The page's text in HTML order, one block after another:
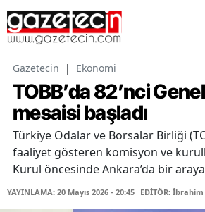
Gazetecin | Ekonomi
TOBB’da 82’nci
mesaisi başladı
Türkiye Odalar ve Borsalar Birliği
faaliyet gösteren komisyon ve
Kurul öncesinde Ankara’da bir
YAYINLAMA: 20 Mayıs 2026 - 20:45 EDİTÖR: